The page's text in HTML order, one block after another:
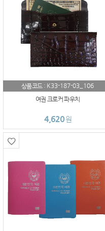
상품코드 : K33-187-03_106
여권 크로커 파우치
4,620원